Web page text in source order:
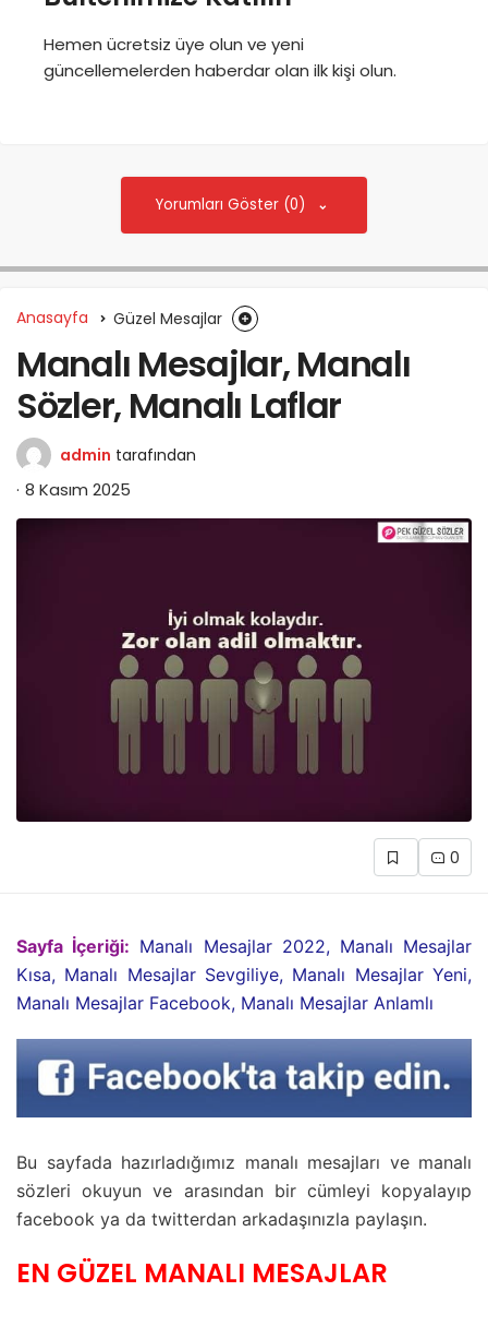
Hemen ücretsiz üye olun ve yeni
güncellemelerden haberdar olan ilk kişi olun.
Yorumları Göster (0)
Anasayfa Güzel Mesajlar
Manalı Mesajlar, Manalı
Sözler, Manalı Laflar
admin tarafından
8 Kasım 2025
0
Sayfa İçeriği: Manalı Mesajlar 2022, Manalı Mesajlar
Kısa, Manalı Mesajlar Sevgiliye, Manalı Mesajlar Yeni,
Manalı Mesajlar Facebook, Manalı Mesajlar Anlamlı
Bu sayfada hazırladığımız manalı mesajları ve manalı
sözleri okuyun ve arasından bir cümleyi kopyalayıp
facebook ya da twitterdan arkadaşınızla paylaşın.
EN GÜZEL MANALI MESAJLAR